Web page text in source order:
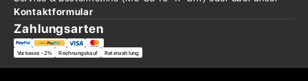
Kontaktformular
Zahlungsarten
Vorkasse -2% Rechnungskauf Ratenzahlung